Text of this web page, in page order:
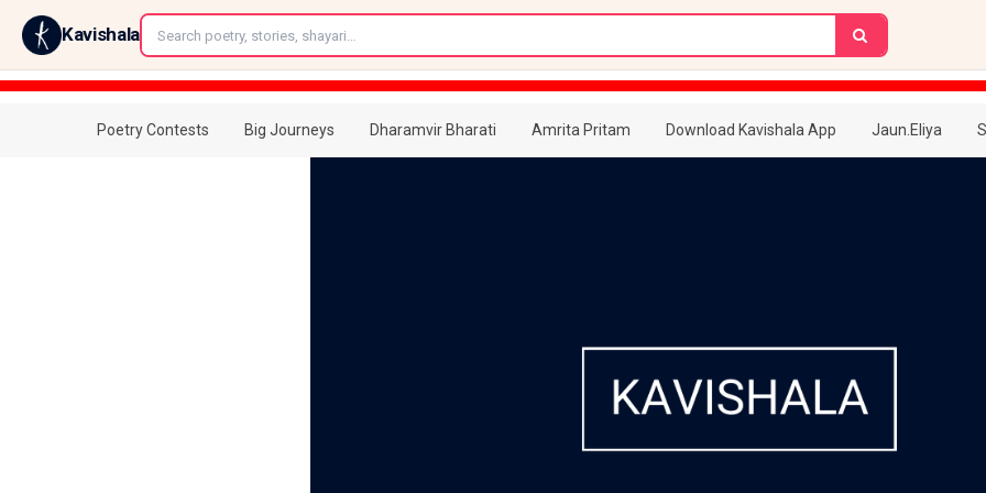
Kavishala
Poetry Contests Big Journeys Dharamvir Bharati Amrita Pritam Download Kavishala App Jaun.Eliya